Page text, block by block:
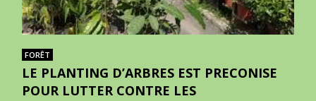
FORÊT
LE PLANTING D’ARBRES EST PRECONISE
POUR LUTTER CONTRE LES